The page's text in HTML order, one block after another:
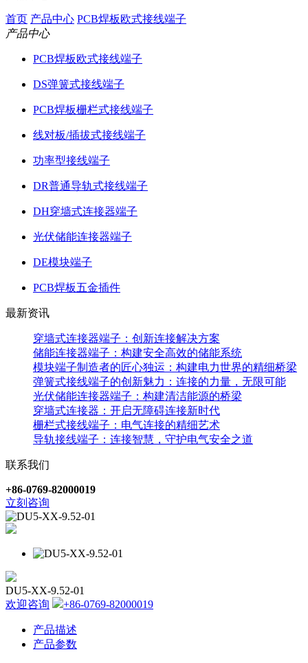
首页 产品中心 PCB焊板欧式接线端子
产品中心
PCB焊板欧式接线端子
DS弹簧式接线端子
PCB焊板栅栏式接线端子
线对板/插拔式接线端子
功率型接线端子
DR普通导轨式接线端子
DH穿墙式连接器端子
光伏储能连接器端子
DE模块端子
PCB焊板五金插件
最新资讯
穿墙式连接器端子：创新连接解决方案
储能连接器端子：构建安全高效的储能系统
模块端子制造者的匠心独运：构建电力世界的精细桥梁
弹簧式接线端子的创新魅力：连接的力量，无限可能
光伏储能连接器端子：构建清洁能源的桥梁
穿墙式连接器：开启无障碍连接新时代
栅栏式接线端子：电气连接的精细艺术
导轨接线端子：连接智慧，守护电气安全之道
联系我们
+86-0769-82000019
立刻咨询
DU5-XX-9.52-01
欢迎咨询
+86-0769-82000019
产品描述
产品参数